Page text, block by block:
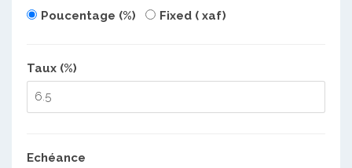
Poucentage (%) Fixed ( xaf)
Taux (%)
Echéance